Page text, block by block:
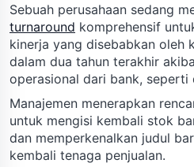
Sebuah perusahaan sedang
turnaround komprehensif
kinerja yang disebabkan oleh
dalam dua tahun terakhir
operasional dari bank, seperti
Manajemen menerapkan
untuk mengisi kembali stok
dan memperkenalkan judul
kembali tenaga penjualan.